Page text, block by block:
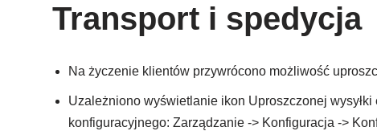
Transport i spedycja
Na życzenie klientów przywrócono możliwość
Uzależniono wyświetlanie ikon Uproszczonej
konfiguracyjnego: Zarządzanie -> Konfiguracja ->